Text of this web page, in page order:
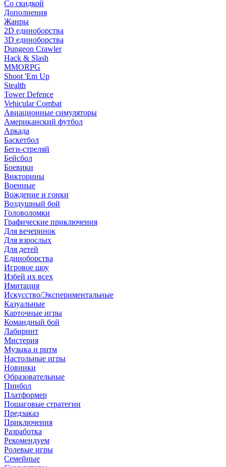
Со скидкой
Дополнения
Жанры
2D единоборства
3D единоборства
Dungeon Crawler
Hack & Slash
MMORPG
Shoot 'Em Up
Stealth
Tower Defence
Vehicular Combat
Авиационные симуляторы
Американский футбол
Аркада
Баскетбол
Беги-стреляй
Бейсбол
Боевики
Викторины
Военные
Вождение и гонки
Воздушный бой
Головоломки
Графические приключения
Для вечеринок
Для взрослых
Для детей
Единоборства
Игровое шоу
Избей их всех
Имитация
Искусство/Экспериментальные
Казуальные
Карточные игры
Командный бой
Лабиринт
Мистерия
Музыка и ритм
Настольные игры
Новинки
Образовательные
Пинбол
Платформер
Пошаговые стратегии
Предзаказ
Приключения
Разработка
Рекомендуем
Ролевые игры
Семейные